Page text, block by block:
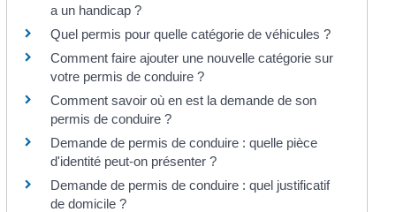
a un handicap ?
Quel permis pour quelle catégorie de véhicules ?
Comment faire ajouter une nouvelle catégorie sur
votre permis de conduire ?
Comment savoir où en est la demande de son
permis de conduire ?
Demande de permis de conduire : quelle pièce
d'identité peut-on présenter ?
Demande de permis de conduire : quel justificatif
de domicile ?